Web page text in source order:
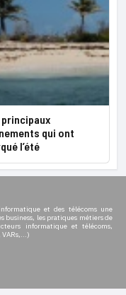
principaux
qui ont
l’été
et des télécoms une
business, les pratiques métiers de
informatique et télécoms,